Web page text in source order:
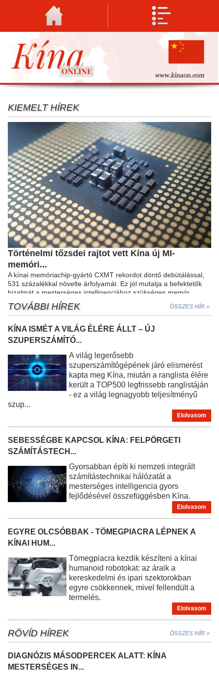
KIEMELT HÍREK
Történelmi tőzsdei rajtot vett Kína új MI-
memóri...
A kínai memóriachip-gyártó CXMT rekordot döntő debütálással,
531 százalékkal növelte árfolyamát. Ez jól mutatja a befektetők
bizalmát a mesterséges intelligenciához szükséges memór...
TOVÁBBI HÍREK ÖSSZES HÍR »
KÍNA ISMÉT A VILÁG ÉLÉRE ÁLLT – ÚJ
SZUPERSZÁMÍTÓ...
A világ legerősebb
szuperszámítógépének járó elismerést
kapta meg Kína, miután a ranglista élére
került a TOP500 legfrissebb ranglistáján
- ez a világ legnagyobb teljesítményű
szup...
Elolvasom
SEBESSÉGBE KAPCSOL KÍNA: FELPÖRGETI
SZÁMÍTÁSTECH...
Gyorsabban építi ki nemzeti integrált
számítástechnikai hálózatát a
mesterséges intelligencia gyors
fejlődésével összefüggésben Kína.
Elolvasom
EGYRE OLCSÓBBAK - TÖMEGPIACRA LÉPNEK A
KÍNAI HUM...
Tömegpiacra kezdik készíteni a kínai
humanoid robotokat: az áraik a
kereskedelmi és ipari szektorokban
egyre csökkennek, mivel fellendült a
termelés.
Elolvasom
RÖVÍD HÍREK ÖSSZES HÍR »
DIAGNÓZIS MÁSODPERCEK ALATT: KÍNA
MESTERSÉGES IN...
A színpadkép egyedi, ami fokozza az általános